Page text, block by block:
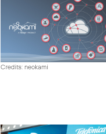
Credits: neokami